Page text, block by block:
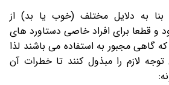
بنا به دلایل مختلف (خوب یا بد) از
و قطعا برای افراد خاصی دستاورد های
که گاهی مجبور به استفاده می باشند لذا
لازم را مبذول کنند تا خطرات آن